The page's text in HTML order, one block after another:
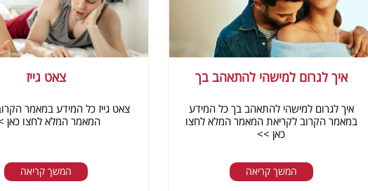
איך לגרום למישהי להתאהב בך
איך לגרום למישהי להתאהב בך כל המידע
במאמר הקרוב לקריאת המאמר המלא לחצו
כאן >>
המשך קריאה
צאט גייז
צאט גייז כל המידע במאמר
המאמר המלא לחצו כאן
המשך קריאה